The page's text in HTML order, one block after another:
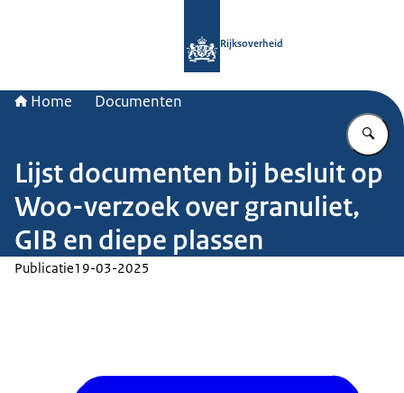
Rijksoverheid
Home Documenten
Lijst documenten bij besluit op
Woo-verzoek over granuliet,
GIB en diepe plassen
Publicatie19-03-2025